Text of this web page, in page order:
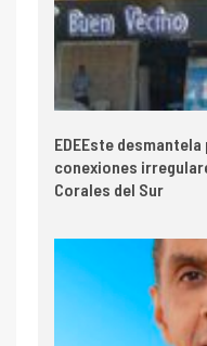
EDEEste
conexiones
Corales del Sur